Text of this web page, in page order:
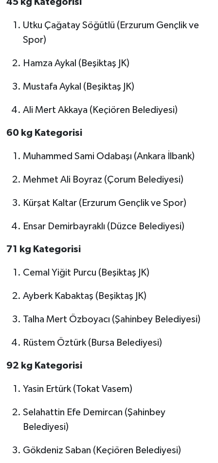
Utku Çağatay Söğütlü (Erzurum Gençlik ve
Spor)
Hamza Aykal (Beşiktaş JK)
Mustafa Aykal (Beşiktaş JK)
Ali Mert Akkaya (Keçiören Belediyesi)
60 kg Kategorisi
Muhammed Sami Odabaşı (Ankara İlbank)
Mehmet Ali Boyraz (Çorum Belediyesi)
Kürşat Kaltar (Erzurum Gençlik ve Spor)
Ensar Demirbayraklı (Düzce Belediyesi)
71 kg Kategorisi
Cemal Yiğit Purcu (Beşiktaş JK)
Ayberk Kabaktaş (Beşiktaş JK)
Talha Mert Özboyacı (Şahinbey Belediyesi)
Rüstem Öztürk (Bursa Belediyesi)
92 kg Kategorisi
Yasin Ertürk (Tokat Vasem)
Selahattin Efe Demircan (Şahinbey
Belediyesi)
Gökdeniz Saban (Keçiören Belediyesi)